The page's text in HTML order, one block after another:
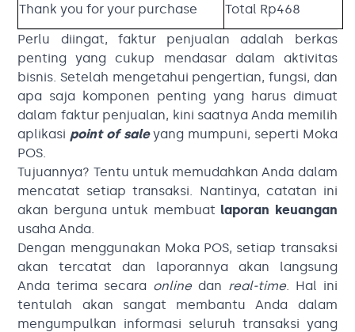
Thank you for your purchase
Total Rp468
Perlu diingat, faktur penjualan adalah berkas
penting yang cukup mendasar dalam aktivitas
bisnis. Setelah mengetahui pengertian, fungsi, dan
apa saja komponen penting yang harus dimuat
dalam faktur penjualan, kini saatnya Anda memilih
aplikasi point of sale yang mumpuni, seperti Moka
POS.
Tujuannya? Tentu untuk memudahkan Anda dalam
mencatat setiap transaksi. Nantinya, catatan ini
akan berguna untuk membuat laporan keuangan
usaha Anda.
Dengan menggunakan Moka POS, setiap transaksi
akan tercatat dan laporannya akan langsung
Anda terima secara online dan real-time. Hal ini
tentulah akan sangat membantu Anda dalam
mengumpulkan informasi seluruh transaksi yang